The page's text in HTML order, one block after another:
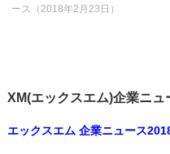
ース（2018年2月23日）
XM(エックスエム)企業ニュ
エックスエム 企業ニュース